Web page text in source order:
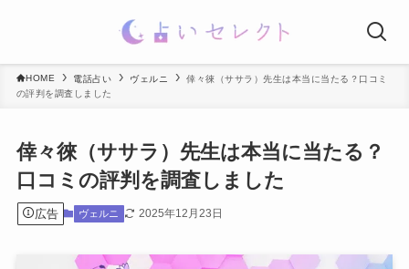
HOME 電話占い ヴェルニ
倖々徠（ササラ）先生は本当に当たる？口コミ
の評判を調査しました
倖々徠（ササラ）先生は本当に当たる？
口コミの評判を調査しました
広告 ヴェルニ 2025年12月23日